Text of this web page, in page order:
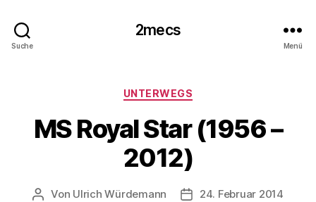
Suche
2mecs
Menü
Kategorien
UNTERWEGS
MS Royal Star (1956 –
2012)
Beitragsautor
Von Ulrich Würdemann Beitragsdatum
24. Februar 2014